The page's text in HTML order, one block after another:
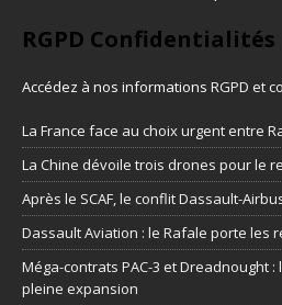
RGPD Confidentialités
Accédez à nos informations RGPD et
La France face au choix urgent entre
La Chine dévoile trois drones pour le
Après le SCAF, le conflit Dassault-
Dassault Aviation : le Rafale porte les
Méga-contrats PAC-3 et Dreadnought :
pleine expansion